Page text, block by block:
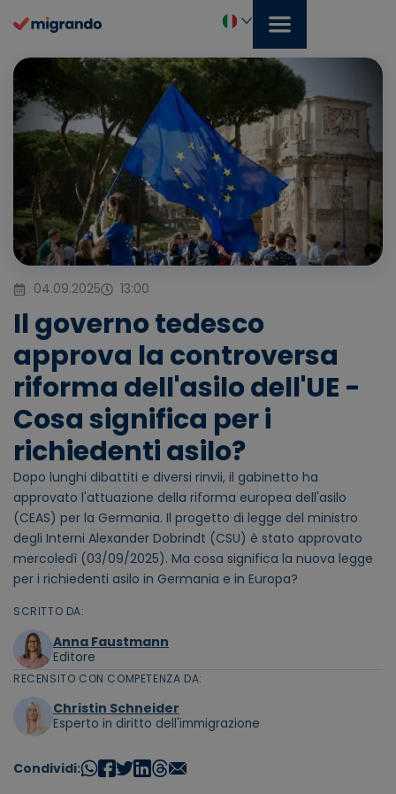
Italiano
04.09.2025 13:00
Il governo tedesco
approva la controversa
riforma dell'asilo dell'UE -
Cosa significa per i
richiedenti asilo?
Dopo lunghi dibattiti e diversi rinvii, il gabinetto ha
approvato l'attuazione della riforma europea dell'asilo
(CEAS) per la Germania. Il progetto di legge del ministro
degli Interni Alexander Dobrindt (CSU) è stato approvato
mercoledì (03/09/2025). Ma cosa significa la nuova legge
per i richiedenti asilo in Germania e in Europa?
SCRITTO DA:
Anna Faustmann
Editore
RECENSITO CON COMPETENZA DA:
Christin Schneider
Esperto in diritto dell'immigrazione
Condividi: